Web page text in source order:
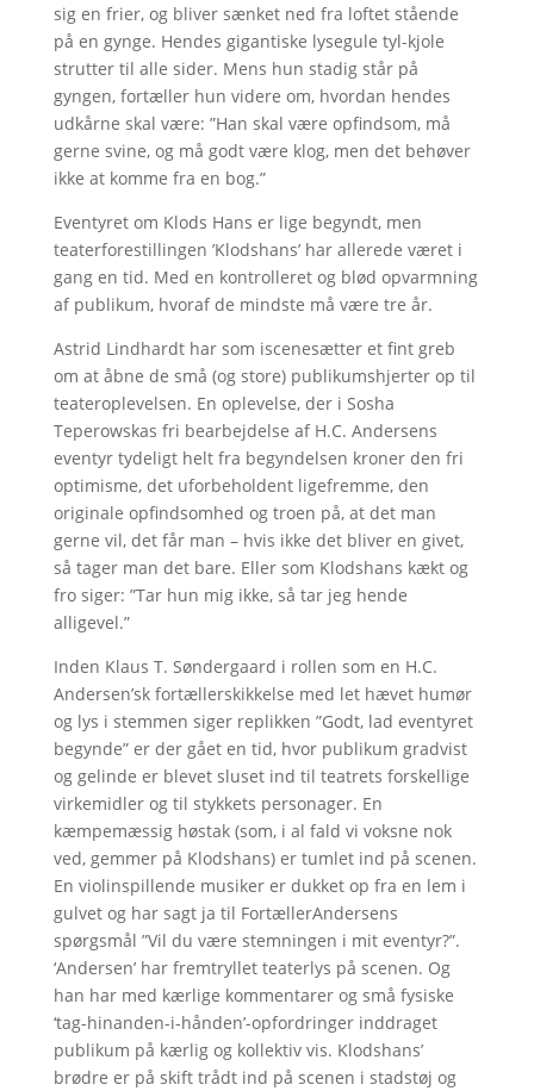
sig en frier, og bliver sænket ned fra loftet stående
på en gynge. Hendes gigantiske lysegule tyl-kjole
strutter til alle sider. Mens hun stadig står på
gyngen, fortæller hun videre om, hvordan hendes
udkårne skal være: ”Han skal være opfindsom, må
gerne svine, og må godt være klog, men det behøver
ikke at komme fra en bog.”
Eventyret om Klods Hans er lige begyndt, men
teaterforestillingen ’Klodshans’ har allerede været i
gang en tid. Med en kontrolleret og blød opvarmning
af publikum, hvoraf de mindste må være tre år.
Astrid Lindhardt har som iscenesætter et fint greb
om at åbne de små (og store) publikumshjerter op til
teateroplevelsen. En oplevelse, der i Sosha
Teperowskas fri bearbejdelse af H.C. Andersens
eventyr tydeligt helt fra begyndelsen kroner den fri
optimisme, det uforbeholdent ligefremme, den
originale opfindsomhed og troen på, at det man
gerne vil, det får man – hvis ikke det bliver en givet,
så tager man det bare. Eller som Klodshans kækt og
fro siger: ”Tar hun mig ikke, så tar jeg hende
alligevel.”
Inden Klaus T. Søndergaard i rollen som en H.C.
Andersen’sk fortællerskikkelse med let hævet humør
og lys i stemmen siger replikken ”Godt, lad eventyret
begynde” er der gået en tid, hvor publikum gradvist
og gelinde er blevet sluset ind til teatrets forskellige
virkemidler og til stykkets personager. En
kæmpemæssig høstak (som, i al fald vi voksne nok
ved, gemmer på Klodshans) er tumlet ind på scenen.
En violinspillende musiker er dukket op fra en lem i
gulvet og har sagt ja til FortællerAndersens
spørgsmål ”Vil du være stemningen i mit eventyr?”.
‘Andersen’ har fremtryllet teaterlys på scenen. Og
han har med kærlige kommentarer og små fysiske
‘tag-hinanden-i-hånden’-opfordringer inddraget
publikum på kærlig og kollektiv vis. Klodshans’
brødre er på skift trådt ind på scenen i stadstøj og